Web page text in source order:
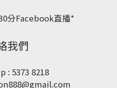
分Facebook直播*
我們
: 5373 8218